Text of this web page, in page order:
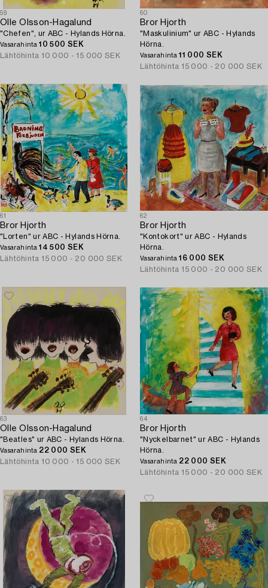
59
Olle Olsson-Hagalund
"Chefen", ur ABC - Hylands Hörna.
Vasarahinta10 500 SEK
Lähtöhinta 10 000 - 15 000 SEK
60
Bror Hjorth
"Maskulinium" ur ABC - Hylands
Hörna.
Vasarahinta11 000 SEK
Lähtöhinta 15 000 - 20 000 SEK
61
Bror Hjorth
"Lorten" ur ABC - Hylands Hörna.
Vasarahinta14 500 SEK
Lähtöhinta 15 000 - 20 000 SEK
62
Bror Hjorth
"Kontokort" ur ABC - Hylands
Hörna.
Vasarahinta16 000 SEK
Lähtöhinta 15 000 - 20 000 SEK
63
Olle Olsson-Hagalund
"Beatles" ur ABC - Hylands Hörna.
Vasarahinta 22 000 SEK
Lähtöhinta 10 000 - 15 000 SEK
64
Bror Hjorth
"Nyckelbarnet" ur ABC - Hylands
Hörna.
Vasarahinta 22 000 SEK
Lähtöhinta 15 000 - 20 000 SEK